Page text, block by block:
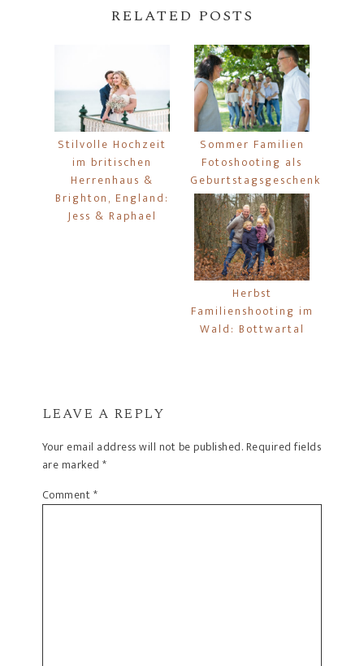
RELATED POSTS
Stilvolle Hochzeit
im britischen
Herrenhaus &
Brighton, England:
Jess & Raphael
Sommer Familien
Fotoshooting als
Geburtstagsgeschenk
Herbst
Familienshooting im
Wald: Bottwartal
LEAVE A REPLY
Your email address will not be published. Required fields
are marked*
Comment*